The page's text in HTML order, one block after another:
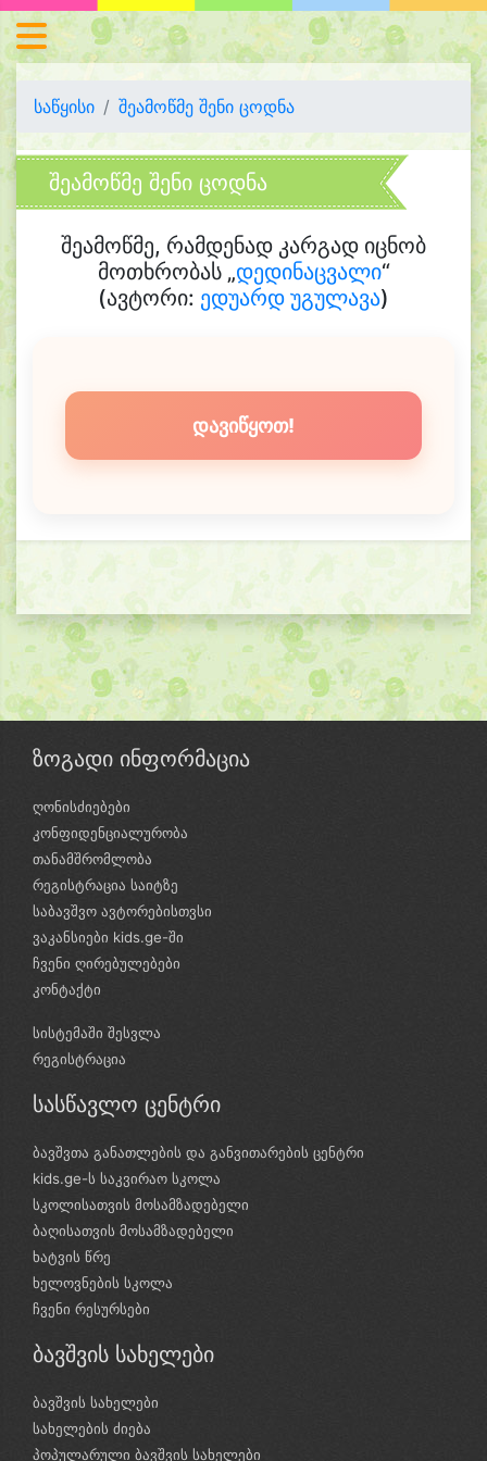
საწყისი შეამოწმე შენი ცოდნა
შეამოწმე შენი ცოდნა
შეამოწმე, რამდენად კარგად იცნობ
მოთხრობას „დედინაცვალი“
(ავტორი: ედუარდ უგულავა)
დავიწყოთ!
ზოგადი ინფორმაცია
ღონისძიებები
კონფიდენციალურობა
თანამშრომლობა
რეგისტრაცია საიტზე
საბავშვო ავტორებისთვსი
ვაკანსიები kids.ge-ში
ჩვენი ღირებულებები
კონტაქტი
სისტემაში შესვლა
რეგისტრაცია
სასწავლო ცენტრი
ბავშვთა განათლების და განვითარების ცენტრი
kids.ge-ს საკვირაო სკოლა
სკოლისათვის მოსამზადებელი
ბაღისათვის მოსამზადებელი
ხატვის წრე
ხელოვნების სკოლა
ჩვენი რესურსები
ბავშვის სახელები
ბავშვის სახელები
სახელების ძიება
პოპულარული ბავშვის სახელები